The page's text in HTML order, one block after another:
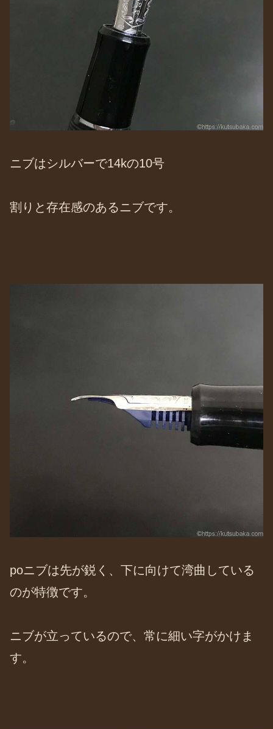
ニブはシルバーで14kの10号
割りと存在感のあるニブです。
poニブは先が鋭く、下に向けて湾曲している
のが特徴です。
ニブが立っているので、常に細い字がかけま
す。